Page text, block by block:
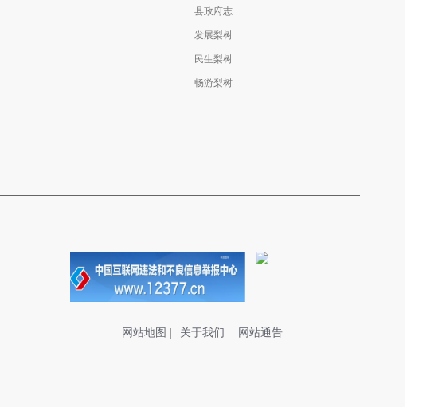
县政府志
发展梨树
民生梨树
畅游梨树
网站地图 关于我们 网站通告